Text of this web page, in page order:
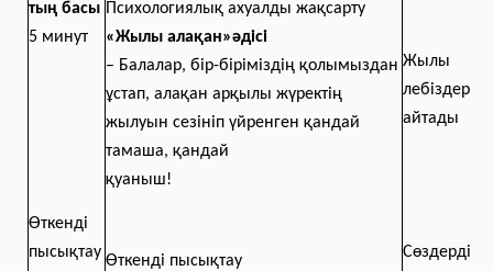
тың басы
5 минут
Өткенді
пысықтау
Психологиялық ахуалды жақсарту
«Жылы алақан»әдісі
– Балалар, бір-біріміздің қолымыздан
ұстап, алақан арқылы жүректің
жылуын сезініп үйренген қандай
тамаша, қандай
қуаныш!
Өткенді пысықтау
Жылы
лебіздер
айтады
Сөздерді